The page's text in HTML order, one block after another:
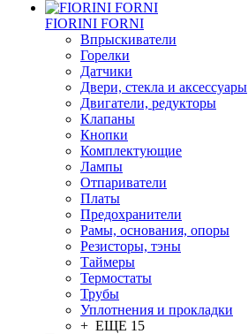
FIORINI FORNI
Впрыскиватели
Горелки
Датчики
Двери, стекла и аксессуары
Двигатели, редукторы
Клапаны
Кнопки
Комплектующие
Лампы
Отпариватели
Платы
Предохранители
Рамы, основания, опоры
Резисторы, тэны
Таймеры
Термостаты
Трубы
Уплотнения и прокладки
+ ЕЩЕ 15